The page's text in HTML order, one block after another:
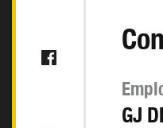
GJ